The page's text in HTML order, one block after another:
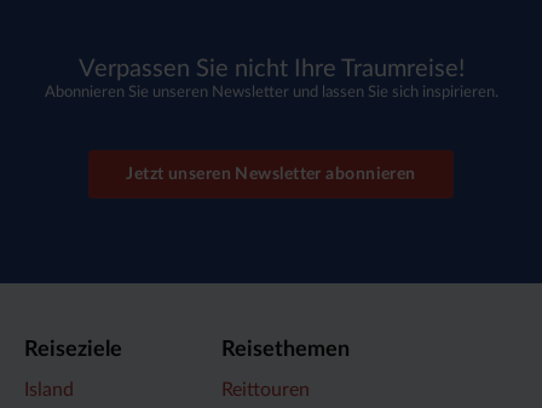
Verpassen Sie nicht Ihre Traumreise!
Abonnieren Sie unseren Newsletter und lassen Sie sich inspirieren.
Jetzt unseren Newsletter abonnieren
Reiseziele
Island
Reisethemen
Reittouren